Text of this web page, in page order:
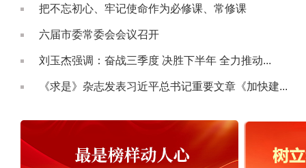
把不忘初心、牢记使命作为必修课、常修课
六届市委常委会会议召开
刘玉杰强调：奋战三季度 决胜下半年 全力推动...
《求是》杂志发表习近平总书记重要文章《加快建...